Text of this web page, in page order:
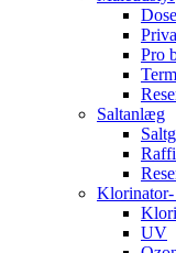
Pro
Saltanlæg
UV